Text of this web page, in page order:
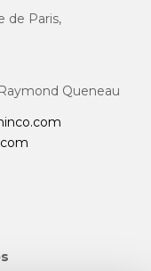
de Paris,
Queneau